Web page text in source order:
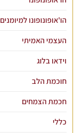
הו'אופונופונו למיומנים
העצמי האמיתי
וידאו בלוג
חוכמת הלב
חכמת הצמחים
כללי